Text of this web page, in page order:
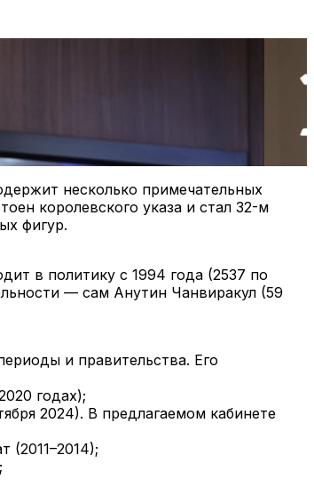
несколько примечательных
королевского указа и стал 32-м
фигур.
в политику с 1994 года (2537 по
— сам Анутин Чанвиракул (59
и правительства. Его
годах);
2024). В предлагаемом кабинете
(2011–2014);